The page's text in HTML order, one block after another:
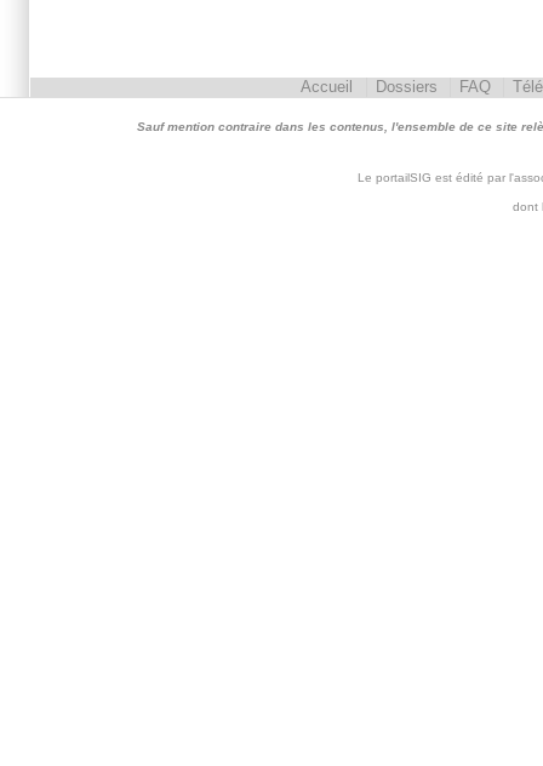
Accueil Dossiers FAQ
Sauf mention contraire dans les contenus, l'ensemble de ce site
Le portailSIG est édité par
dont